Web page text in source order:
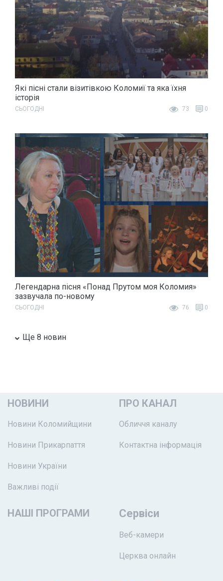
Які пісні стали візитівкою Коломиї та яка їхня
історія
СЬОГОДНІ 73 0
Легендарна пісня «Понад Прутом моя Коломия»
зазвучала по-новому
СЬОГОДНІ 76 0
Ще 8 новин
НОВИНИ
Новини Коломийщини
Новини Прикарпаття
Новини України
Важливі події
ПРО КАНАЛ
Обличчя каналу
Контактна інформація
НАШІ ПРОГРАМИ Сервіси
Веб-камери
Церква онлайн